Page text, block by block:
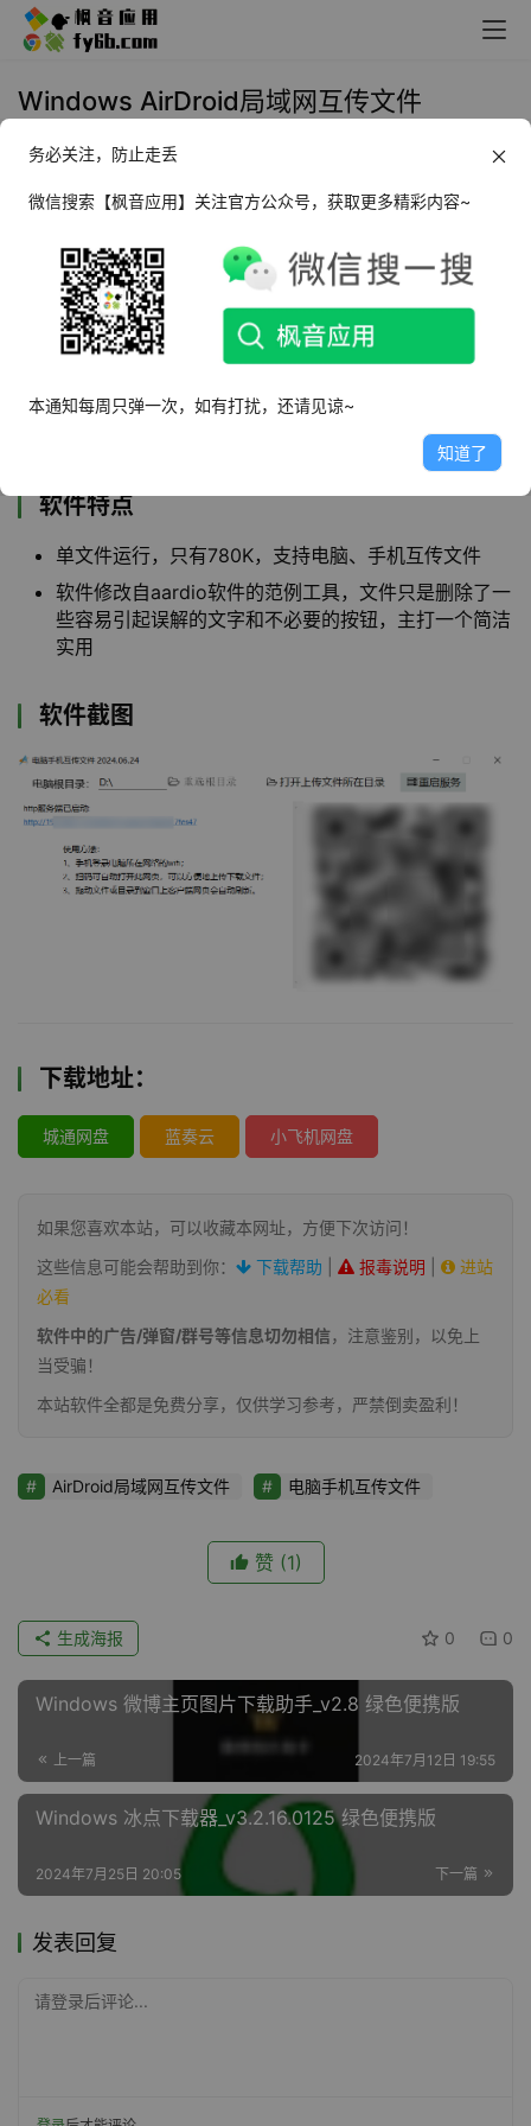
Windows AirDroid局域网互传文件
2024年7月13日 21:11
软件介绍
AirDroid是一款安全系数高的文件传输软件（电脑手机互传
），不仅可以帮您在自己的各类平台设备之间直接互传
文件，无需借助网盘，没有隐私安全的担忧，还不受地域和
网络限制，轻松实现文件传输，摆脱系统限制，不限文件格
软件特点
单文件运行，只有780K，支持电脑、手机互传文件
软件修改自aardio软件的范例工具，文件只是删除了一
些容易引起误解的文字和不必要的按钮，主打一个简洁
实用
软件截图
下载地址：
城通网盘 蓝奏云 小飞机网盘
如果您喜欢本站，可以收藏本网址，方便下次访问！
这些信息可能会帮助到你：
下载帮助 报毒说明
进站
必看
软件中的广告/弹窗/群号等信息切勿相信，注意鉴别，以免上
当受骗！
本站软件全都是免费分享，仅供学习参考，严禁倒卖盈利！
AirDroid局域网互传文件 电脑手机互传文件
赞 (1)
0 0
生成海报
Windows 微博主页图片下载助手_v2.8 绿色便携版
上一篇 2024年7月12日 19:55
Windows 冰点下载器_v3.2.16.0125 绿色便携版
下一篇
2024年7月25日 20:05
发表回复
请登录后评论...
务必关注，防止走丢
微信搜索【枫音应用】关注官方公众号，获取更多精彩内容~
本通知每周只弹一次，如有打扰，还请见谅~
知道了